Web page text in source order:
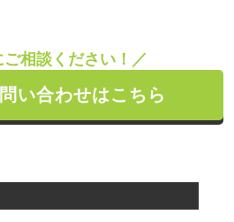
ご相談ください！／
い合わせはこちら